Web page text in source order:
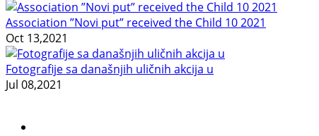
Association ”Novi put” received the Child 10 2021
Oct 13,2021
Fotografije sa današnjih uličnih akcija u
Jul 08,2021